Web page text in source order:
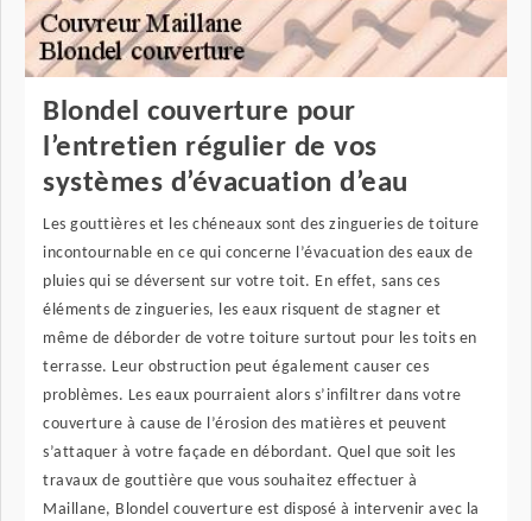
Blondel couverture pour
l’entretien régulier de vos
systèmes d’évacuation d’eau
Les gouttières et les chéneaux sont des zingueries de toiture
incontournable en ce qui concerne l’évacuation des eaux de
pluies qui se déversent sur votre toit. En effet, sans ces
éléments de zingueries, les eaux risquent de stagner et
même de déborder de votre toiture surtout pour les toits en
terrasse. Leur obstruction peut également causer ces
problèmes. Les eaux pourraient alors s’infiltrer dans votre
couverture à cause de l’érosion des matières et peuvent
s’attaquer à votre façade en débordant. Quel que soit les
travaux de gouttière que vous souhaitez effectuer à
Maillane, Blondel couverture est disposé à intervenir avec la